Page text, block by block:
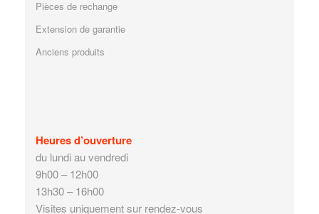
Pièces de rechange
Extension de garantie
Anciens produits
Heures d’ouverture
du lundi au vendredi
9h00 – 12h00
13h30 – 16h00
Visites uniquement sur rendez-vous